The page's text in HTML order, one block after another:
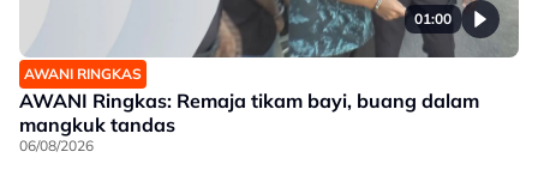
01:00
AWANI RINGKAS
AWANI Ringkas: Remaja tikam bayi, buang dalam
mangkuk tandas
06/08/2026